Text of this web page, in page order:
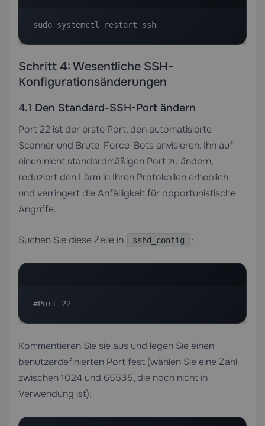
sudo systemctl restart ssh
Schritt 4: Wesentliche SSH-
Konfigurationsänderungen
4.1 Den Standard-SSH-Port ändern
Port 22 ist der erste Port, den automatisierte
Scanner und Brute-Force-Bots anvisieren. Ihn auf
einen nicht standardmäßigen Port zu ändern,
reduziert den Lärm in Ihren Protokollen erheblich
und verringert die Anfälligkeit für opportunistische
Angriffe.
Suchen Sie diese Zeile in sshd_config :
#Port 22
Kommentieren Sie sie aus und legen Sie einen
benutzerdefinierten Port fest (wählen Sie eine Zahl
zwischen 1024 und 65535, die noch nicht in
Verwendung ist):